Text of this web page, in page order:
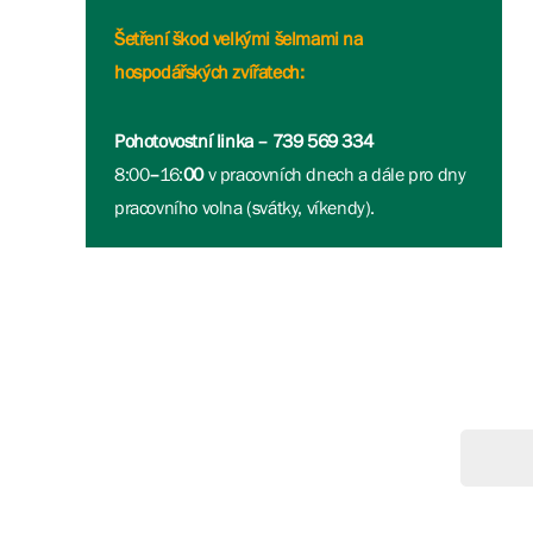
Šetření škod velkými šelmami na
hospodářských zvířatech:
Pohotovostní linka – 739 569 334
8:00–16:00v pracovních dnech a dále pro dny
pracovního volna (svátky, víkendy).